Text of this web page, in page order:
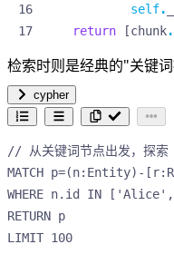
self.
return
[chunk.
检索时则是经典的"关键
cypher
// 从关键词节点出发，探索
MATCH p=(n:Entity)-
WHERE n.id IN
RETURN p
LIMIT 100